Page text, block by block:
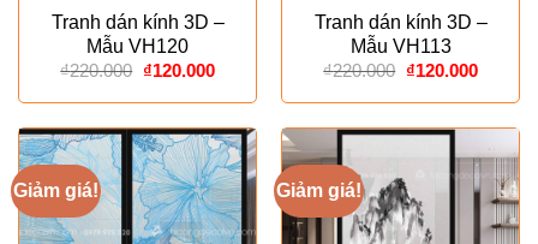
Tranh dán kính 3D –
Mẫu VH120
₫220.000 Giá
là:
₫220.000.
₫120.000Giá
tại
là:
₫120.000.
Tranh dán kính 3D –
Mẫu VH113
₫220.000 Giá
là:
₫220.000.
₫120.000Giá
tại
là:
Giảm giá! Giảm giá!